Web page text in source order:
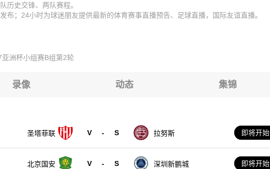
民主刚果
民主刚果
民主刚果
民主刚果
民主刚果
民主刚果
历史交锋、两队赛程。
；24小时为球迷朋友提供最新的体育赛事直播预告、足球直播，国际友谊直播。
亚洲杯小组赛B组第2轮
录像 动态 集锦
圣塔菲联 V - S 拉努斯 即将开始
北京国安 V - S 深圳新鹏城 即将开始